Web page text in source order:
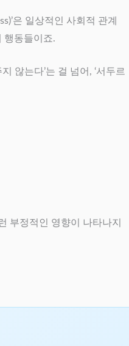
은 일상적인 사회적 관계
행동들이죠.
않는다’는 걸 넘어, ‘서두르
부정적인 영향이 나타나지